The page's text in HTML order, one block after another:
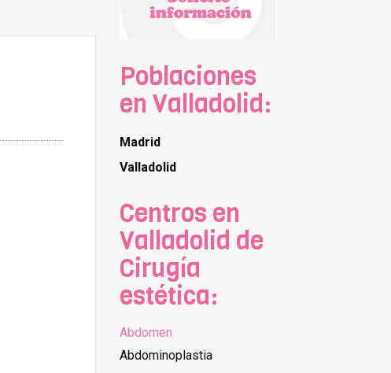
Poblaciones
en Valladolid:
Madrid
Valladolid
Centros en
Valladolid de
Cirugía
estética:
Abdomen
Abdominoplastia